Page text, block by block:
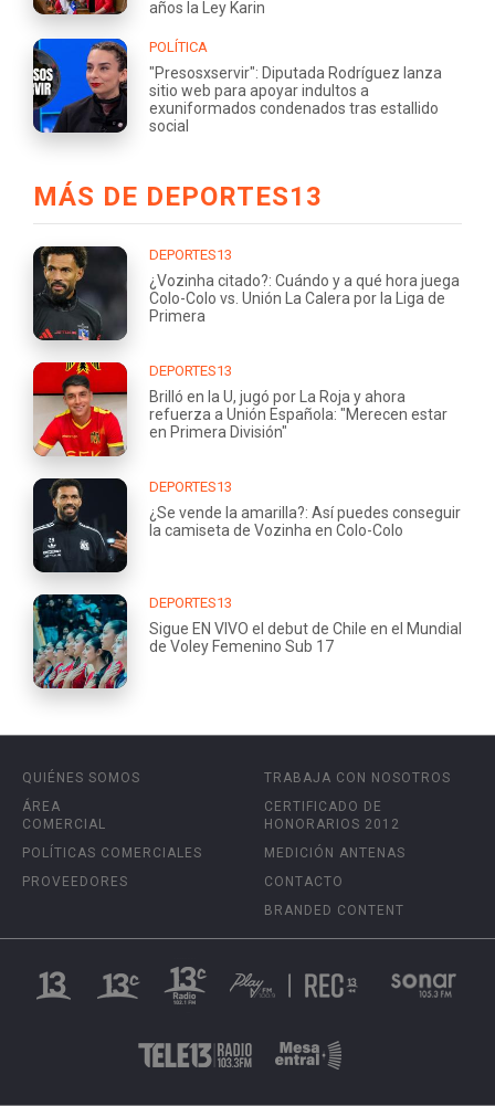
años la Ley Karin
POLÍTICA
"Presosxservir": Diputada Rodríguez lanza
sitio web para apoyar indultos a
exuniformados condenados tras estallido
social
MÁS DE DEPORTES13
DEPORTES13
¿Vozinha citado?: Cuándo y a qué hora juega
Colo-Colo vs. Unión La Calera por la Liga de
Primera
DEPORTES13
Brilló en la U, jugó por La Roja y ahora
refuerza a Unión Española: "Merecen estar
en Primera División"
DEPORTES13
¿Se vende la amarilla?: Así puedes conseguir
la camiseta de Vozinha en Colo-Colo
DEPORTES13
Sigue EN VIVO el debut de Chile en el Mundial
de Voley Femenino Sub 17
QUIÉNES SOMOS
ÁREA
COMERCIAL
POLÍTICAS COMERCIALES
PROVEEDORES
TRABAJA CON NOSOTROS
CERTIFICADO DE
HONORARIOS 2012
MEDICIÓN ANTENAS
CONTACTO
BRANDED CONTENT